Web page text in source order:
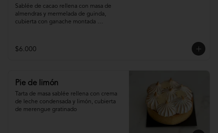
Sablée de cacao rellena con masa de
almendras y mermelada de guinda,
cubierta con ganache montada
$6.000
Pie de limón
Tarta de masa sablée rellena con crema
de leche condensada y limón, cubierta
de merengue gratinado